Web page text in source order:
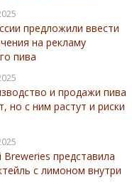
предложили ввести
на рекламу
пива
и продажи пива
но с ним растут и риски
Breweries представила
с лимоном внутри